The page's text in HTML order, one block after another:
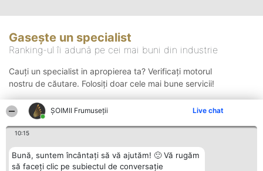
ȘOIMII Frumuseții Live chat
10:15
Bună, suntem încântați să vă ajutăm! 🙂 Vă rugăm
să faceți clic pe subiectul de conversație
Gasește un specialist
Ranking-ul îi adună pe cei mai buni din industrie
Cauți un specialist in apropierea ta? Verificați motorul
nostru de căutare. Folosiți doar cele mai bune servicii!